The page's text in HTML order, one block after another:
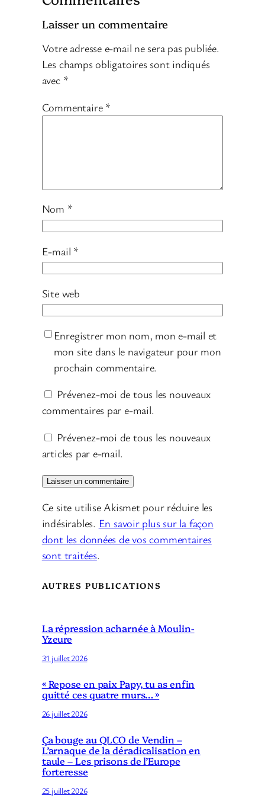
Laisser un commentaire
Votre adresse e-mail ne sera pas publiée.
Les champs obligatoires sont indiqués
avec *
Commentaire *
Nom *
E-mail *
Site web
Enregistrer mon nom, mon e-mail et
mon site dans le navigateur pour mon
prochain commentaire.
Prévenez-moi de tous les nouveaux
commentaires par e-mail.
Prévenez-moi de tous les nouveaux
articles par e-mail.
Ce site utilise Akismet pour réduire les
indésirables. En savoir plus sur la façon
dont les données de vos commentaires
sont traitées.
AUTRES PUBLICATIONS
La répression acharnée à Moulin-
Yzeure
31 juillet 2026
« Repose en paix Papy, tu as enfin
quitté ces quatre murs… »
26 juillet 2026
Ça bouge au QLCO de Vendin –
L’arnaque de la déradicalisation en
taule – Les prisons de l’Europe
forteresse
25 juillet 2026